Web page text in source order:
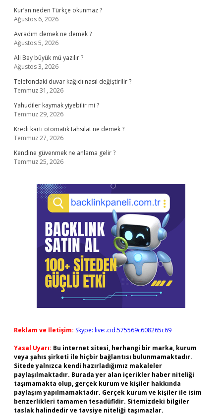
Kur’an neden Türkçe okunmaz ?
Ağustos 6, 2026
Avradım demek ne demek ?
Ağustos 5, 2026
Ali Bey büyük mü yazılır ?
Ağustos 3, 2026
Telefondaki duvar kağıdı nasıl değiştirilir ?
Temmuz 31, 2026
Yahudiler kaymak yiyebilir mi ?
Temmuz 29, 2026
Kredi kartı otomatik tahsilat ne demek ?
Temmuz 27, 2026
Kendine güvenmek ne anlama gelir ?
Temmuz 25, 2026
Reklam ve İletişim: Skype: live:.cid.575569c608265c69
Yasal Uyarı: Bu internet sitesi, herhangi bir marka, kurum
veya şahıs şirketi ile hiçbir bağlantısı bulunmamaktadır.
Sitede yalnızca kendi hazırladığımız makaleler
paylaşılmaktadır. Burada yer alan içerikler haber niteliği
taşımamakta olup, gerçek kurum ve kişiler hakkında
paylaşım yapılmamaktadır. Gerçek kurum ve kişiler ile isim
benzerlikleri tamamen tesadüfidir. Sitemizdeki bilgiler
taslak halindedir ve tavsiye niteliği taşımazlar.